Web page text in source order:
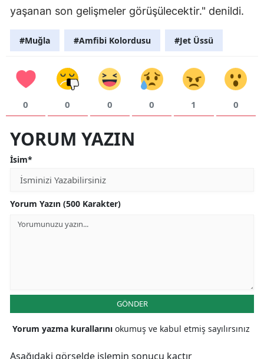
yaşanan son gelişmeler görüşülecektir." denildi.
#Muğla #Amfibi Kolordusu #Jet Üssü
0 0 0 0 1 0
YORUM YAZIN
İsim*
Yorum Yazın (500 Karakter)
GÖNDER
Yorum yazma kurallarını okumuş ve kabul etmiş sayılırsınız
Aşağıdaki görselde işlemin sonucu kaçtır